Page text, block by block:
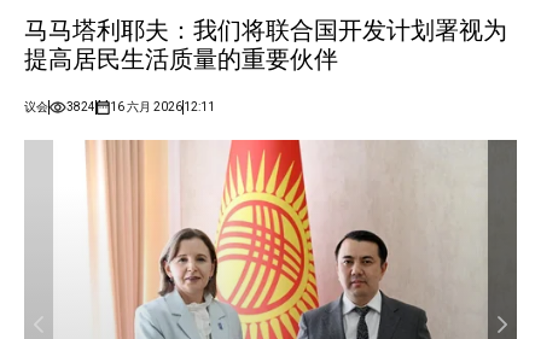
马马塔利耶夫：我们将联合国开发计划署视为
提高居民生活质量的重要伙伴
议会 3824 16 六月 202612:11